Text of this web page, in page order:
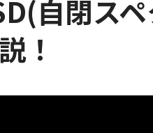
自閉ス
！